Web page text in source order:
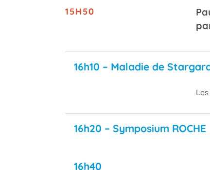
15H50
16h10 – Maladie de
16h20 – Symposium ROCHE
16h40